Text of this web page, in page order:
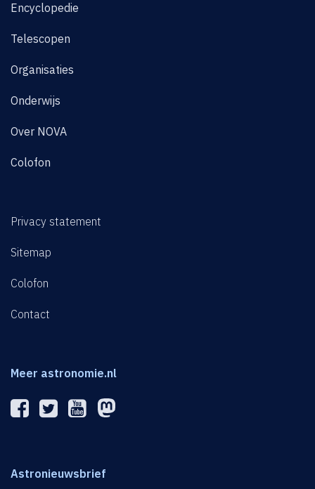
Encyclopedie
Telescopen
Organisaties
Onderwijs
Over NOVA
Colofon
Privacy statement
Sitemap
Colofon
Contact
Meer astronomie.nl
Astronieuwsbrief